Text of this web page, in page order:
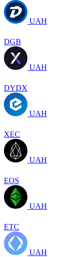
UAH
DGB
UAH
DYDX
UAH
XEC
UAH
EOS
UAH
ETC
UAH